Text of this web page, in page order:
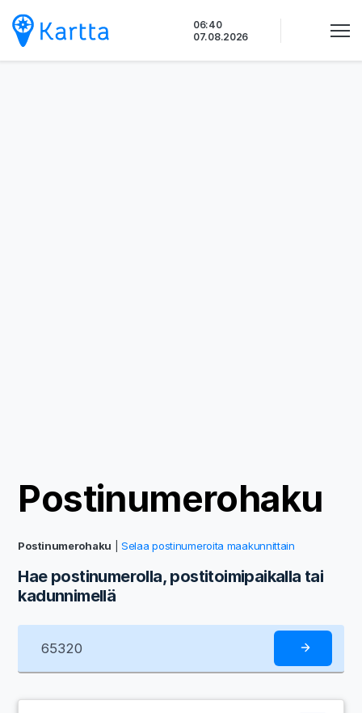
sisältöön
06:40
07.08.2026
Postinumerohaku
Postinumerohaku |Selaa postinumeroita maakunnittain
Hae postinumerolla, postitoimipaikalla tai
kadunnimellä